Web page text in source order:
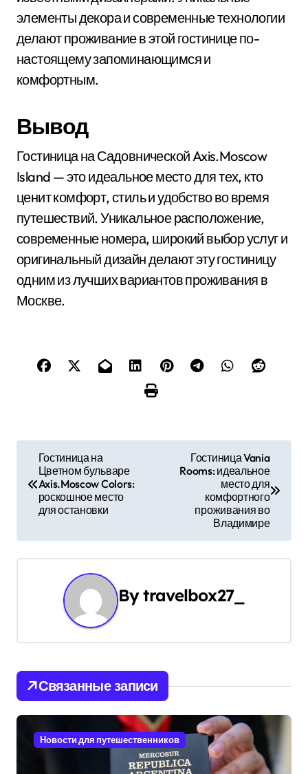
элементы декора и современные технологии
делают проживание в этой гостинице по-
настоящему запоминающимся и
комфортным.
Вывод
Гостиница на Садовнической Axis.Moscow
Island — это идеальное место для тех, кто
ценит комфорт, стиль и удобство во время
путешествий. Уникальное расположение,
современные номера, широкий выбор услуг и
оригинальный дизайн делают эту гостиницу
одним из лучших вариантов проживания в
Москве.
и
г
и
я
п
Гостиница на
Цветном бульваре
Axis.Moscow Colors:
роскошное место
для остановки
Гостиница Vania
Rooms: идеальное
место для
комфортного
проживания во
Владимире
Bytravelbox27_
Связанные записи
Новости для путешественников